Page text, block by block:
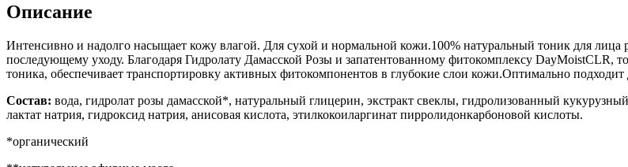
Описание
Интенсивно и надолго насыщает кожу влагой. Для сухой и нормальной кожи.100% натуральный тоник для лица
последующему уходу. Благодаря Гидролату Дамасской Розы и запатентованному фитокомплексу DayMoistCLR,
тоника, обеспечивает транспортировку активных фитокомпонентов в глубокие слои кожи.Оптимально
Состав: вода, гидролат розы дамасской*, натуральный глицерин, экстракт свеклы, гидролизованный
лактат натрия, гидроксид натрия, анисовая кислота, этилкокоиларгинат пирролидонкарбоновой кислоты.
*органический